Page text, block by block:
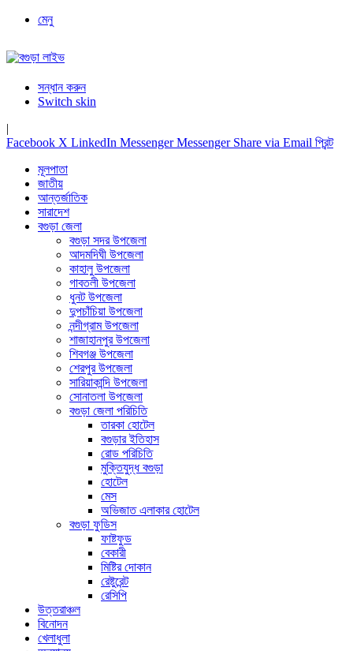
মেনু
সন্ধান করুন
Switch skin
|
Facebook X LinkedIn Messenger Messenger Share via Email প্রিন্ট
মূলপাতা
জাতীয়
আন্তর্জাতিক
সারাদেশ
বগুড়া জেলা
বগুড়া সদর উপজেলা
আদমদিঘী উপজেলা
কাহালু উপজেলা
গাবতলী উপজেলা
ধুনট উপজেলা
দুপচাঁচিয়া উপজেলা
নন্দীগ্রাম উপজেলা
শাজাহানপুর উপজেলা
শিবগঞ্জ উপজেলা
শেরপুর উপজেলা
সারিয়াকান্দি উপজেলা
সোনাতলা উপজেলা
বগুড়া জেলা পরিচিতি
তারকা হোটেল
বগুড়ার ইতিহাস
রোড পরিচিতি
মুক্তিযুদ্ধ বগুড়া
হোটেল
মেস
অভিজাত এলাকার হোটেল
বগুড়া ফুডিস
ফাষ্টফুড
বেকারী
মিষ্টির দোকান
রেষ্টুরেন্ট
রেসিপি
উত্তরাঞ্চল
বিনোদন
খেলাধুলা